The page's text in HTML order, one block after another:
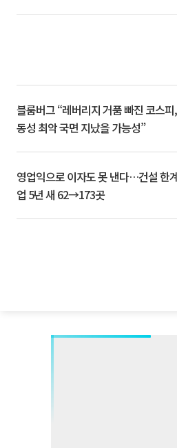
블룸버그 “레버리지 거품 빠진 코스피
동성 최악 국면 지났을 가능성”
영업익으로 이자도 못 낸다…건설 한
업 5년 새 62→173곳